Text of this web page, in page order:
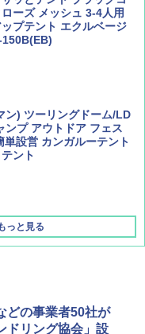
年 9 月号【特別付録:
財布 ランダム2種】
・統計・移動から読み
書)
ーズ メッシュ 3-4人用
プテント エクルベージ
150B(EB)
) ツーリングドーム/LD
ンプ アウトドア フェス
単設営 カンガルーテント
ント
っと見る
)ソロ ドーム 1 EX BDK
ャンプ ポリエステル フ
どの事業者50社が
ドリング協会」設